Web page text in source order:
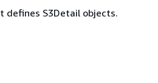
defines S3Detail objects.